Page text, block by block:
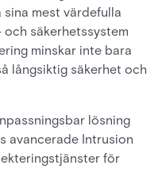
mest värdefulla
säkerhetssystem
minskar inte bara
långsiktig säkerhet och
lösning
avancerade Intrusion
för